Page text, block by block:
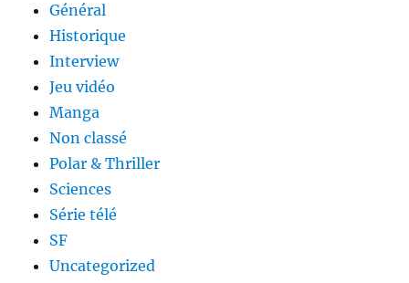
Général
Historique
Interview
Jeu vidéo
Manga
Non classé
Polar & Thriller
Sciences
Série télé
SF
Uncategorized